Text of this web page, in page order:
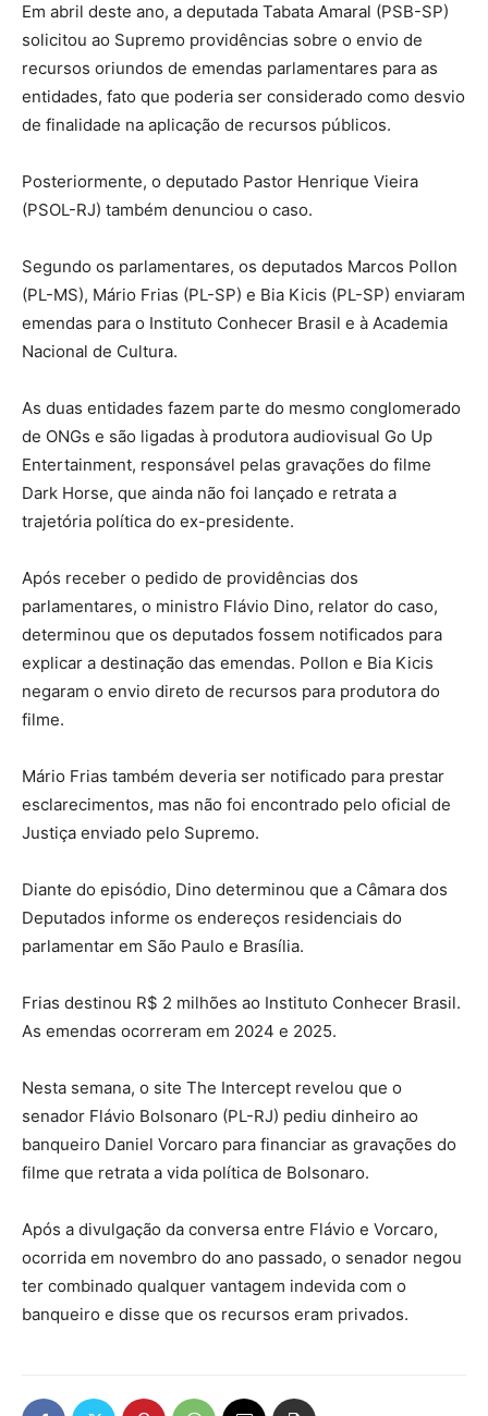
Em abril deste ano, a deputada Tabata Amaral (PSB-SP)
solicitou ao Supremo providências sobre o envio de
recursos oriundos de emendas parlamentares para as
entidades, fato que poderia ser considerado como desvio
de finalidade na aplicação de recursos públicos.
Posteriormente, o deputado Pastor Henrique Vieira
(PSOL-RJ) também denunciou o caso.
Segundo os parlamentares, os deputados Marcos Pollon
(PL-MS), Mário Frias (PL-SP) e Bia Kicis (PL-SP) enviaram
emendas para o Instituto Conhecer Brasil e à Academia
Nacional de Cultura.
As duas entidades fazem parte do mesmo conglomerado
de ONGs e são ligadas à produtora audiovisual Go Up
Entertainment, responsável pelas gravações do filme
Dark Horse, que ainda não foi lançado e retrata a
trajetória política do ex-presidente.
Após receber o pedido de providências dos
parlamentares, o ministro Flávio Dino, relator do caso,
determinou que os deputados fossem notificados para
explicar a destinação das emendas. Pollon e Bia Kicis
negaram o envio direto de recursos para produtora do
filme.
Mário Frias também deveria ser notificado para prestar
esclarecimentos, mas não foi encontrado pelo oficial de
Justiça enviado pelo Supremo.
Diante do episódio, Dino determinou que a Câmara dos
Deputados informe os endereços residenciais do
parlamentar em São Paulo e Brasília.
Frias destinou R$ 2 milhões ao Instituto Conhecer Brasil.
As emendas ocorreram em 2024 e 2025.
Nesta semana, o site The Intercept revelou que o
senador Flávio Bolsonaro (PL-RJ) pediu dinheiro ao
banqueiro Daniel Vorcaro para financiar as gravações do
filme que retrata a vida política de Bolsonaro.
Após a divulgação da conversa entre Flávio e Vorcaro,
ocorrida em novembro do ano passado, o senador negou
ter combinado qualquer vantagem indevida com o
banqueiro e disse que os recursos eram privados.